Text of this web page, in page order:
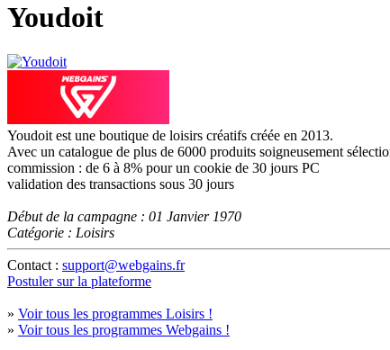
Youdoit
Youdoit est une boutique de loisirs créatifs créée en 2013.
Avec un catalogue de plus de 6000 produits soigneusement
commission : de 6 à 8% pour un cookie de 30 jours PC
validation des transactions sous 30 jours
Début de la campagne : 01 Janvier 1970
Catégorie : Loisirs
Contact : support@webgains.fr
Postuler sur la plateforme
» Voir tous les programmes Loisirs !
» Voir tous les programmes Webgains !